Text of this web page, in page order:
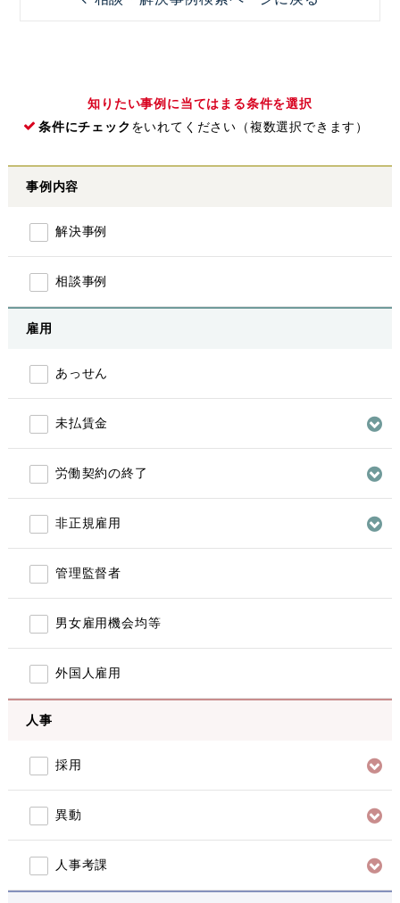
知りたい事例に当てはまる条件を選択
条件にチェック をいれてください（複数選択できます）
事例内容
解決事例
相談事例
雇用
あっせん
未払賃金
労働契約の終了
非正規雇用
管理監督者
男女雇用機会均等
外国人雇用
人事
採用
異動
人事考課